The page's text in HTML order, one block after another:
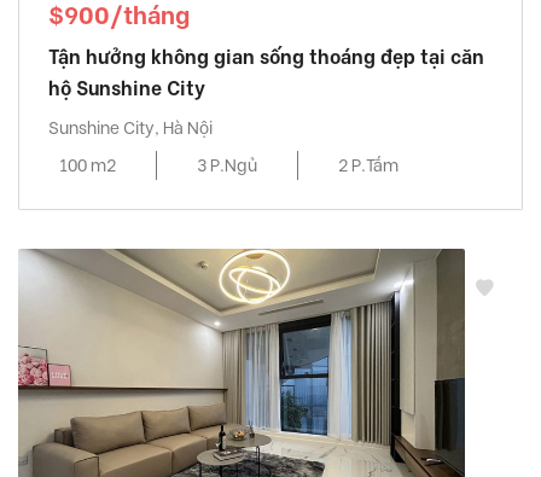
$900/tháng
Tận hưởng không gian sống thoáng đẹp tại căn
hộ Sunshine City
Sunshine City, Hà Nội
100 m2
3 P.Ngủ 2 P.Tắm